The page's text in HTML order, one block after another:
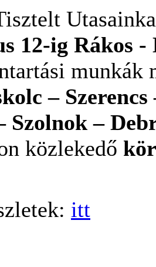
12-ig Rákos -
munkák
–
Szolnok –
közlekedő
itt